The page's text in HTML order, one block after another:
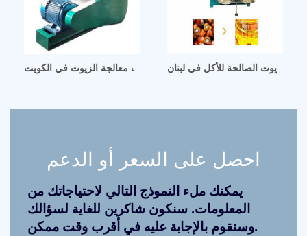
خط آلات معالجة الزيوت في الكويت الزيوت الصالحة للأكل في لبنان
احصل على السعر أو الدعم
يمكنك ملء النموذج التالي لاحتياجاتك من
المعلومات. سنكون شاكرين للغاية لسؤالك
وسنقوم بالإجابة عليه في أقرب وقت ممكن.